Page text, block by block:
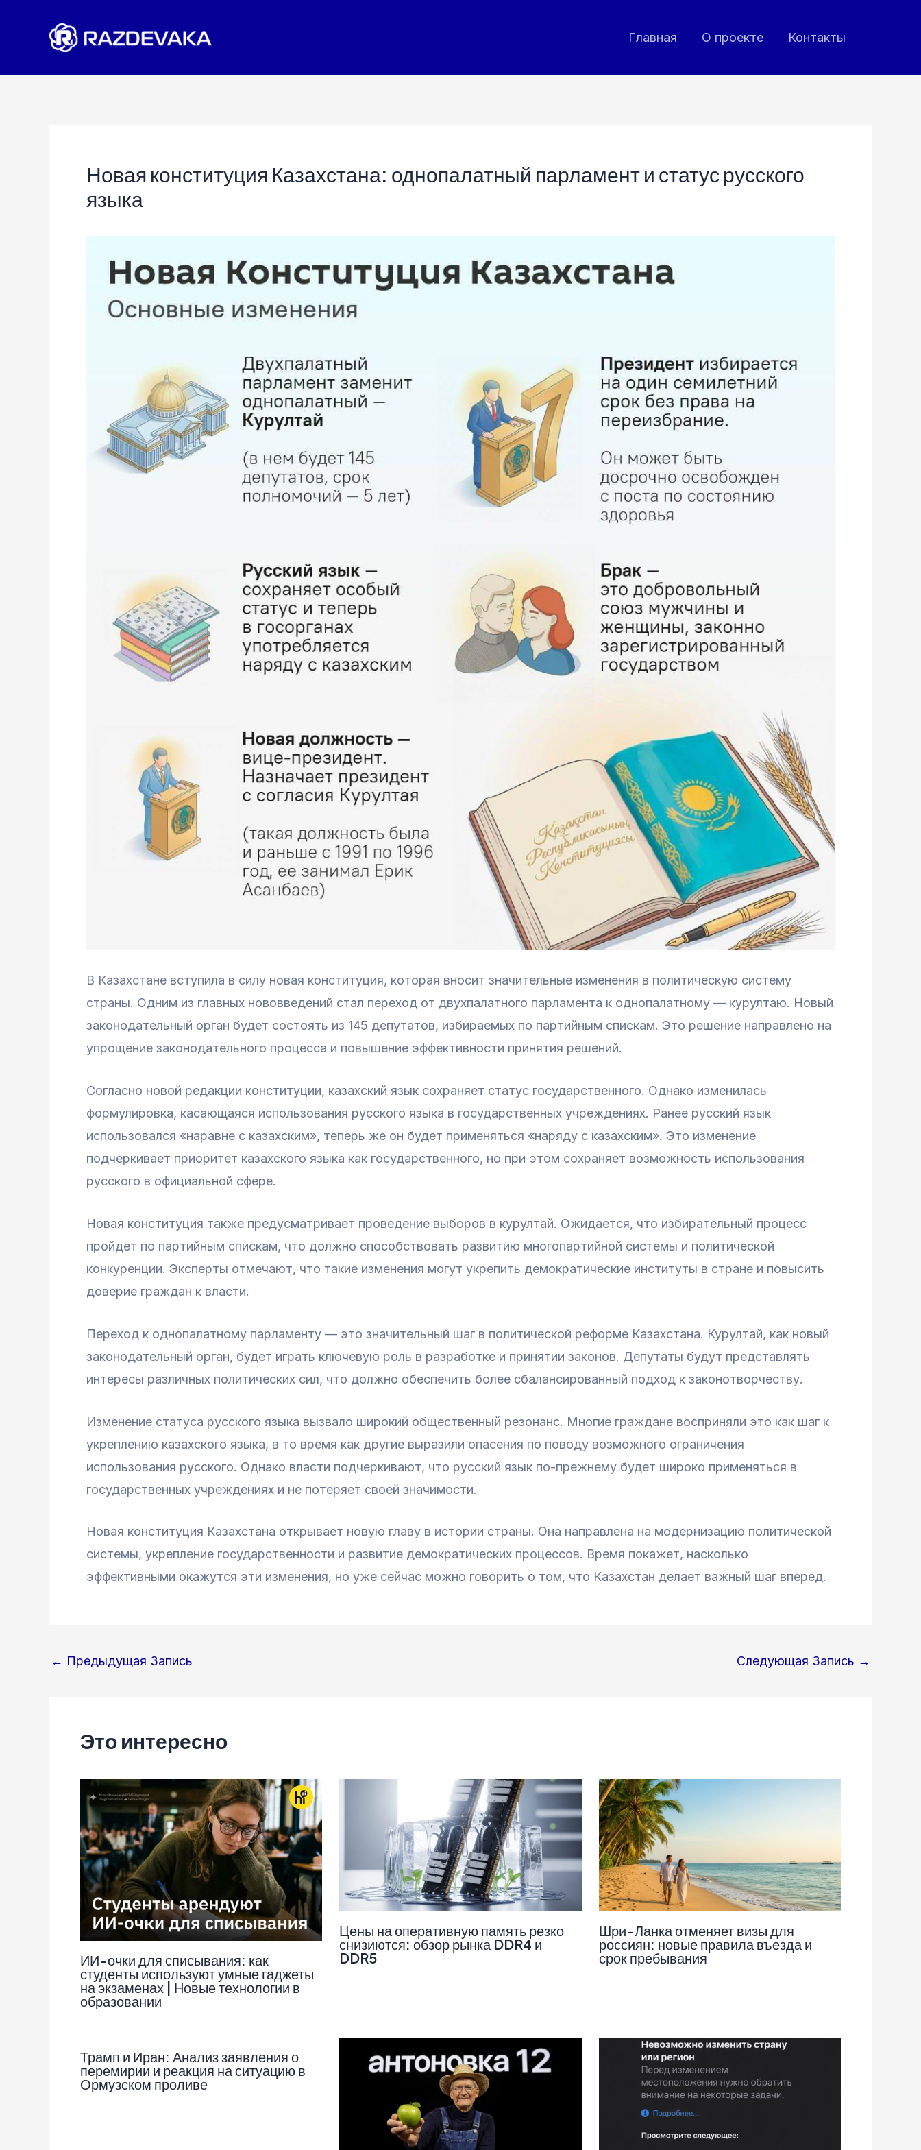
содержимому
Главная О проекте Контакты
Новая конституция Казахстана: однопалатный парламент и статус русского
языка
В Казахстане вступила в силу новая конституция, которая вносит значительные изменения в политическую систему
страны. Одним из главных нововведений стал переход от двухпалатного парламента к однопалатному — курултаю. Новый
законодательный орган будет состоять из 145 депутатов, избираемых по партийным спискам. Это решение направлено на
упрощение законодательного процесса и повышение эффективности принятия решений.
Согласно новой редакции конституции, казахский язык сохраняет статус государственного. Однако изменилась
формулировка, касающаяся использования русского языка в государственных учреждениях. Ранее русский язык
использовался «наравне с казахским», теперь же он будет применяться «наряду с казахским». Это изменение
подчеркивает приоритет казахского языка как государственного, но при этом сохраняет возможность использования
русского в официальной сфере.
Новая конституция также предусматривает проведение выборов в курултай. Ожидается, что избирательный процесс
пройдет по партийным спискам, что должно способствовать развитию многопартийной системы и политической
конкуренции. Эксперты отмечают, что такие изменения могут укрепить демократические институты в стране и повысить
доверие граждан к власти.
Переход к однопалатному парламенту — это значительный шаг в политической реформе Казахстана. Курултай, как новый
законодательный орган, будет играть ключевую роль в разработке и принятии законов. Депутаты будут представлять
интересы различных политических сил, что должно обеспечить более сбалансированный подход к законотворчеству.
Изменение статуса русского языка вызвало широкий общественный резонанс. Многие граждане восприняли это как шаг к
укреплению казахского языка, в то время как другие выразили опасения по поводу возможного ограничения
использования русского. Однако власти подчеркивают, что русский язык по-прежнему будет широко применяться в
государственных учреждениях и не потеряет своей значимости.
Новая конституция Казахстана открывает новую главу в истории страны. Она направлена на модернизацию политической
системы, укрепление государственности и развитие демократических процессов. Время покажет, насколько
эффективными окажутся эти изменения, но уже сейчас можно говорить о том, что Казахстан делает важный шаг вперед.
Навигация
← Предыдущая Запись Следующая Запись →
Это интересно
ИИ-очки для списывания: как
студенты используют умные гаджеты
на экзаменах | Новые технологии в
образовании
Цены на оперативную память резко
снизиются: обзор рынка DDR4 и
DDR5
Шри-Ланка отменяет визы для
россиян: новые правила въезда и
срок пребывания
Трамп и Иран: Анализ заявления о
перемирии и реакция на ситуацию в
Ормузском проливе